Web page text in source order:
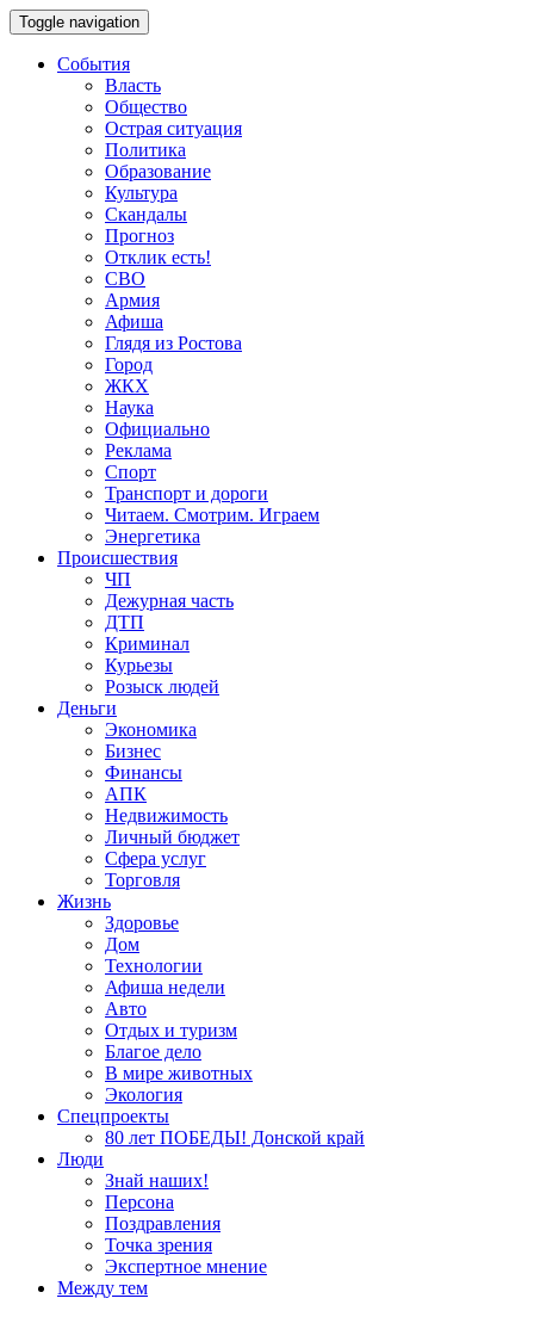
Toggle navigation
События
Власть
Общество
Острая ситуация
Политика
Образование
Культура
Скандалы
Прогноз
Отклик есть!
СВО
Армия
Афиша
Глядя из Ростова
Город
ЖКХ
Наука
Официально
Реклама
Спорт
Транспорт и дороги
Читаем. Смотрим. Играем
Энергетика
Происшествия
ЧП
Дежурная часть
ДТП
Криминал
Курьезы
Розыск людей
Деньги
Экономика
Бизнес
Финансы
АПК
Недвижимость
Личный бюджет
Сфера услуг
Торговля
Жизнь
Здоровье
Дом
Технологии
Афиша недели
Авто
Отдых и туризм
Благое дело
В мире животных
Экология
Спецпроекты
80 лет ПОБЕДЫ! Донской край
Люди
Знай наших!
Персона
Поздравления
Точка зрения
Экспертное мнение
Между тем